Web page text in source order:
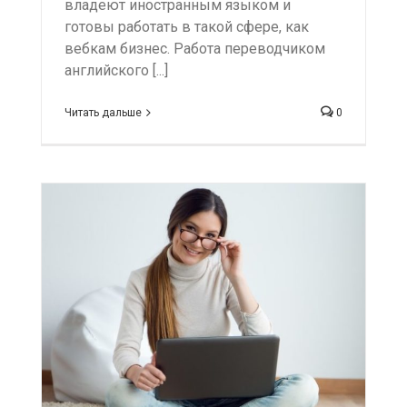
владеют иностранным языком и
готовы работать в такой сфере, как
вебкам бизнес. Работа переводчиком
английского [...]
Читать дальше 0